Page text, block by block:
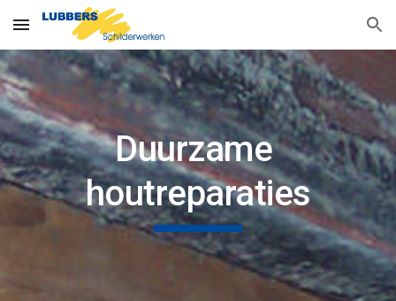
Skip to main content Skip to navigation
Duurzame
houtreparaties